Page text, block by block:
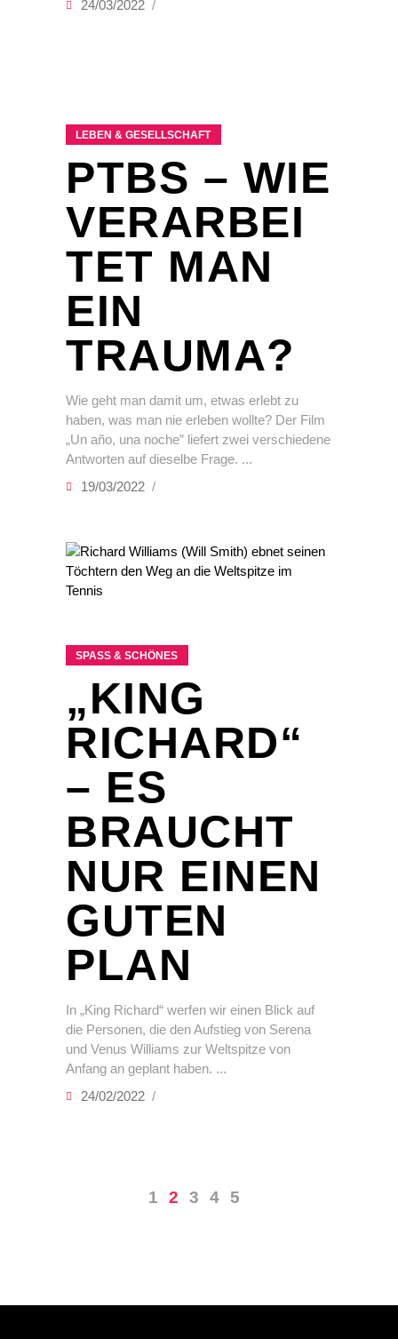
24/03/2022
LEBEN & GESELLSCHAFT
PTBS – WIE
VERARBEI
TET MAN
EIN
TRAUMA?
Wie geht man damit um, etwas erlebt zu
haben, was man nie erleben wollte? Der Film
„Un año, una noche” liefert zwei verschiedene
Antworten auf dieselbe Frage.
19/03/2022
SPASS & SCHÖNES
„KING
RICHARD“
– ES
BRAUCHT
NUR EINEN
GUTEN
PLAN
In „King Richard“ werfen wir einen Blick auf
die Personen, die den Aufstieg von Serena
und Venus Williams zur Weltspitze von
Anfang an geplant haben.
24/02/2022
1 2 3 4 5